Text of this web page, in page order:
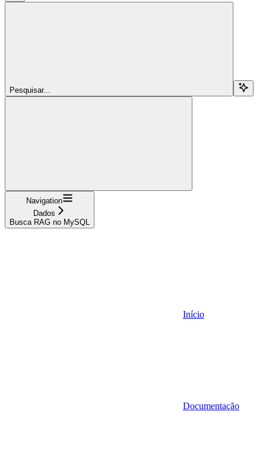
Pesquisar...
Navigation
Dados
Busca RAG no MySQL
Início
Documentação